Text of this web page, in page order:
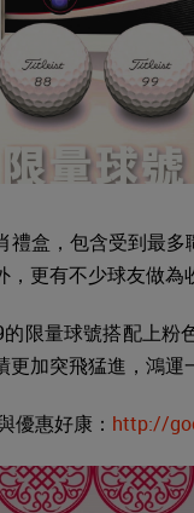
盒，包含受到最多
更有不少球友做為
限量球號搭配上粉
加突飛猛進，鴻運
優惠好康： http://